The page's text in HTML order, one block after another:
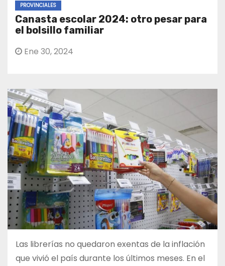
PROVINCIALES
Canasta escolar 2024: otro pesar para
el bolsillo familiar
Ene 30, 2024
Las librerías no quedaron exentas de la inflación
que vivió el país durante los últimos meses. En el